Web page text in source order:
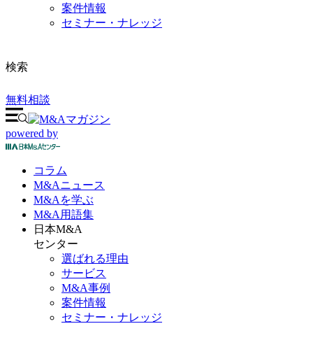
案件情報
セミナー・ナレッジ
検索
無料相談
powered by
コラム
M&Aニュース
M&Aを学ぶ
M&A 用語集
日本M&A
センター
選ばれる理由
サービス
M&A事例
案件情報
セミナー・ナレッジ